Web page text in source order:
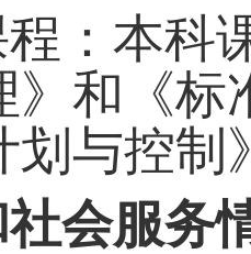
：本科
》和《标
划与控制
会服务